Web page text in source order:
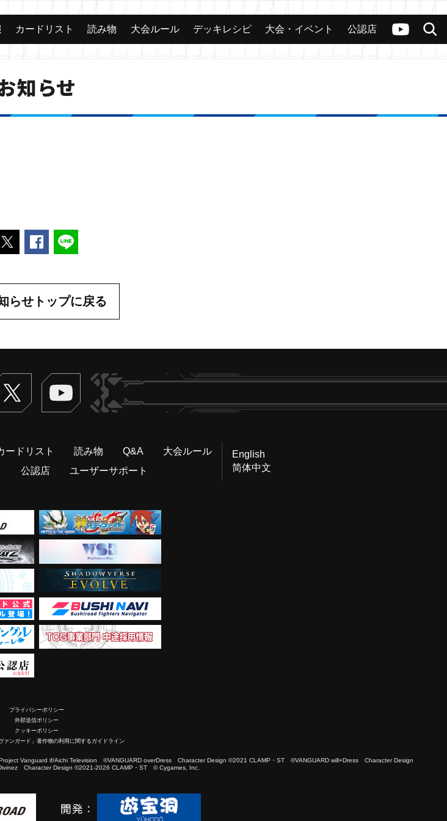
ヴァンガードch
検索
カード 大会 公認店舗 その他
カードリスト 読み物 大会ルール デッキレシピ 大会・イベント 公認店
知らせ
ポストするFacebookでシェアする
らせトップに戻る
Twitter ヴァンガードch
ードリスト 読み物 Q&A
大会ルール
公認店 ユーザーサポート
English
简体中文
プライバシーポリシー
外部送信ポリシー
クッキーポリシー
ァンガード」著作物の利用に関するガイドライン
Vanguard if/Aichi Television ©VANGUARD overDress Character Design ©2021 CLAMP・ST ©VANGUARD will+Dress Character Design
Character Design ©2021-2026 CLAMP・ST © Cygames, Inc.